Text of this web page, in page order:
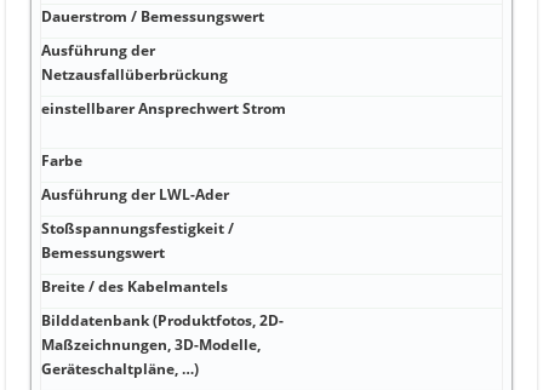
Dauerstrom / Bemessungswert
Ausführung der
Netzausfallüberbrückung
einstellbarer Ansprechwert Strom
Farbe
Ausführung der LWL-Ader
Stoßspannungsfestigkeit /
Bemessungswert
Breite / des Kabelmantels
Bilddatenbank (Produktfotos, 2D-
Maßzeichnungen, 3D-Modelle,
Geräteschaltpläne, …)